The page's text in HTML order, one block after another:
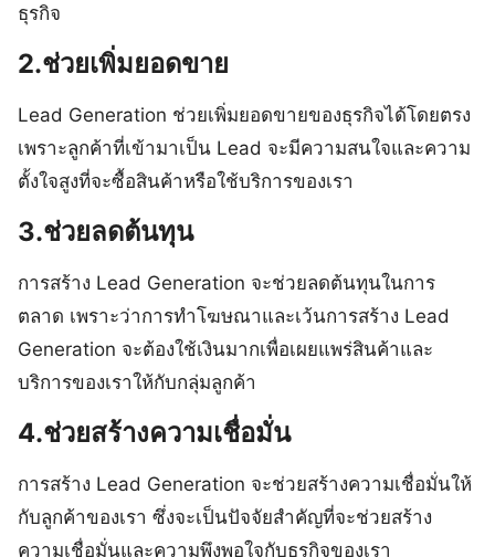
ธุรกิจ
2.ช่วยเพิ่มยอดขาย
Lead Generation ช่วยเพิ่มยอดขายของธุรกิจได้โดยตรง
เพราะลูกค้าที่เข้ามาเป็น Lead จะมีความสนใจและความ
ตั้งใจสูงที่จะซื้อสินค้าหรือใช้บริการของเรา
3.ช่วยลดต้นทุน
การสร้าง Lead Generation จะช่วยลดต้นทุนในการ
ตลาด เพราะว่าการทำโฆษณาและเว้นการสร้าง Lead
Generation จะต้องใช้เงินมากเพื่อเผยแพร่สินค้าและ
บริการของเราให้กับกลุ่มลูกค้า
4.ช่วยสร้างความเชื่อมั่น
การสร้าง Lead Generation จะช่วยสร้างความเชื่อมั่นให้
กับลูกค้าของเรา ซึ่งจะเป็นปัจจัยสำคัญที่จะช่วยสร้าง
ความเชื่อมั่นและความพึงพอใจกับธุรกิจของเรา